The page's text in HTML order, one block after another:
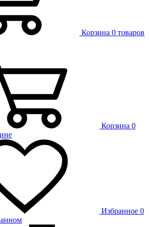
Корзина 0 товаров
Корзина 0
Избранное 0